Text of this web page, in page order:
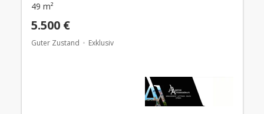
49 m²
5.500 €
Guter Zustand Exklusiv